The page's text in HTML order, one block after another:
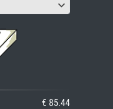
€ 85.44